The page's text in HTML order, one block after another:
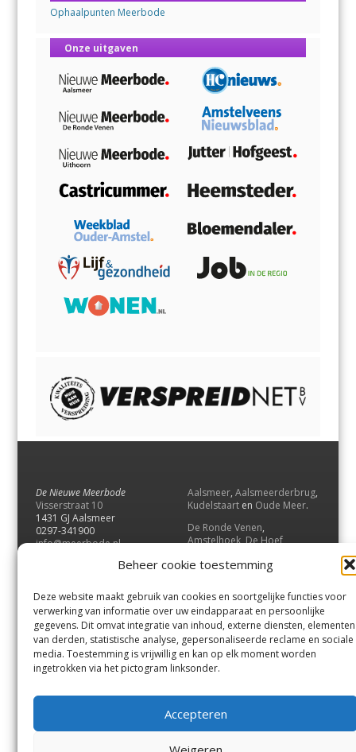
Beheer cookie toestemming
Deze website maakt gebruik van cookies en soortgelijke functies voor
verwerking van informatie over uw eindapparaat en persoonlijke
gegevens. Dit omvat integratie van inhoud, externe diensten, elementen
van derden, statistische analyse, gepersonaliseerde reclame en sociale
media. Toestemming is vrijwillig en kan op elk moment worden
ingetrokken via het pictogram linksonder.
Accepteren
Ophaalpunten Meerbode
Onze uitgaven
De Nieuwe Meerbode
Visserstraat 10
1431 GJ Aalsmeer
0297-341900
info@meerbode.nl
Aalsmeer, Aalsmeerderbrug,
Kudelstaart en Oude Meer.
De Ronde Venen,
Amstelhoek,De Hoef,
Vrouwenakker,Waverveen
UithoornenDe Kwakel.
Contact
Andere uitgaven
Bezorgklacht
Vacatures
Voorwaarden
Privacyverklaring